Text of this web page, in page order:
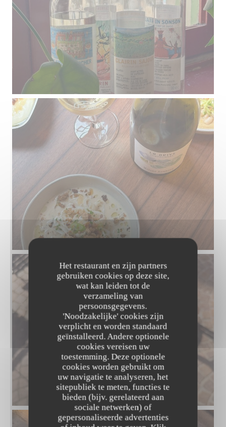
Het restaurant en zijn partners
gebruiken cookies op deze site,
wat kan leiden tot de
verzameling van
persoonsgegevens.
'Noodzakelijke' cookies zijn
verplicht en worden standaard
geïnstalleerd. Andere optionele
cookies vereisen uw
toestemming. Deze optionele
cookies worden gebruikt om
uw navigatie te analyseren, het
sitepubliek te meten, functies te
bieden (bijv. gerelateerd aan
sociale netwerken) of
gepersonaliseerde advertenties